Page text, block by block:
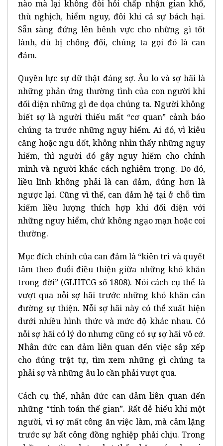
nào mà lại không đòi hỏi chấp nhận gian khổ,
thù nghịch, hiểm nguy, đôi khi cả sự bách hại.
Sẵn sàng đứng lên bênh vực cho những gì tốt
lành, dù bị chống đối, chúng ta gọi đó là can
đảm.
Quyền lực sự dữ thật đáng sợ. Âu lo và sợ hãi là
những phản ứng thường tình của con người khi
đối diện những gì đe dọa chúng ta. Người không
biết sợ là người thiếu mất “cơ quan” cảnh báo
chúng ta trước những nguy hiểm. Ai đó, vì kiêu
căng hoặc ngu dốt, không nhìn thấy những nguy
hiểm, thì người đó gây nguy hiểm cho chính
mình và người khác cách nghiêm trọng. Do đó,
liều lĩnh không phải là can đảm, đúng hơn là
ngược lại. Cũng vì thế, can đảm hệ tại ở chỗ tìm
kiếm liều lượng thích hợp khi đối diện với
những nguy hiểm, chứ không ngạo mạn hoặc coi
thường.
Mục đích chính của can đảm là “kiên trì và quyết
tâm theo đuổi điều thiện giữa những khó khăn
trong đời” (GLHTCG số 1808). Nói cách cụ thể là
vượt qua nỗi sợ hãi trước những khó khăn cản
đường sự thiện. Nỗi sợ hãi này có thể xuất hiện
dưới nhiều hình thức và mức độ khác nhau. Có
nỗi sợ hãi có lý do nhưng cũng có sự sợ hãi vô cớ.
Nhân đức can đảm liên quan đến việc sắp xếp
cho đúng trật tự, tìm xem những gì chúng ta
phải sợ và những âu lo cần phải vượt qua.
Cách cụ thể, nhân đức can đảm liên quan đến
những “tính toán thế gian”. Rất dễ hiểu khi một
người, vì sợ mất công ăn việc làm, mà câm lặng
trước sự bất công đồng nghiệp phải chịu. Trong